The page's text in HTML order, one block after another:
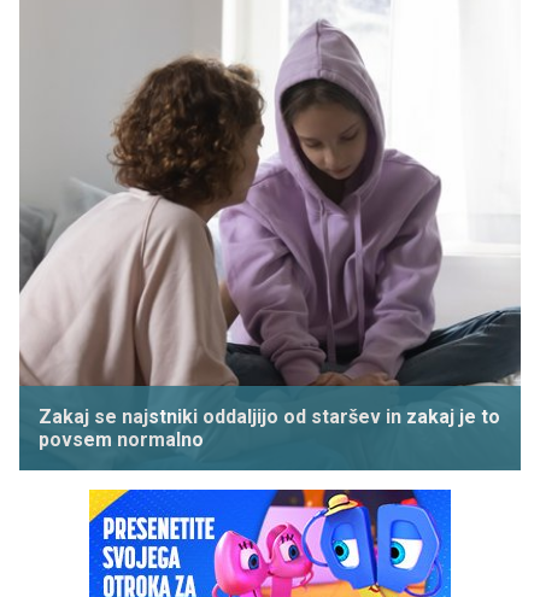
Zakaj se najstniki oddaljijo od staršev in zakaj je to
povsem normalno